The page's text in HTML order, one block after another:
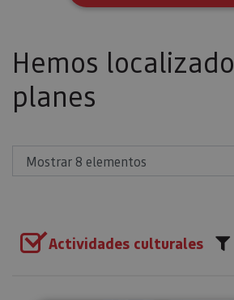
Hemos localizado
planes
Actividades culturales